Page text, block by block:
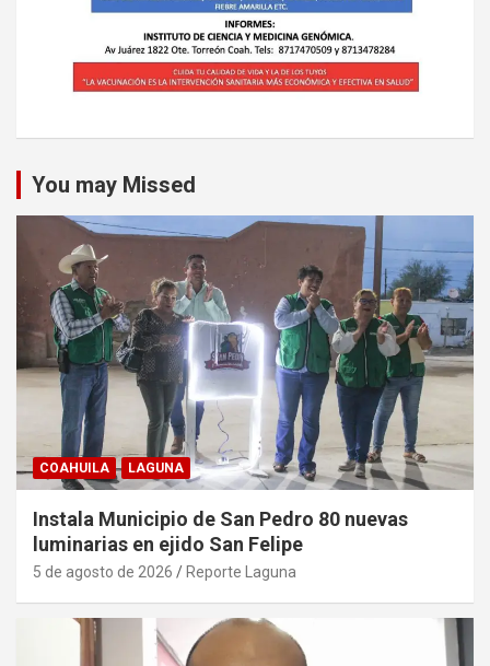
You may Missed
COAHUILA LAGUNA
Instala Municipio de San Pedro 80 nuevas
luminarias en ejido San Felipe
5 de agosto de 2026 Reporte Laguna